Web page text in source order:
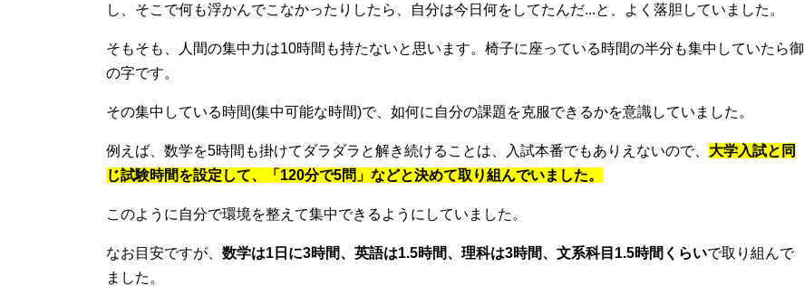
し、そこで何も浮かんでこなかったりしたら、自分は今日何をしてたんだ...と、よく落胆していました。
そもそも、人間の集中力は10時間も持たないと思います。椅子に座っている時間の半分も集中していたら御
の字です。
その集中している時間(集中可能な時間)で、如何に自分の課題を克服できるかを意識していました。
例えば、数学を5時間も掛けてダラダラと解き続けることは、入試本番でもありえないので、 大学入試と同
じ試験時間を設定して、「120分で5問」などと決めて取り組んでいました。
このように自分で環境を整えて集中できるようにしていました。
なお目安ですが、 数学は1日に3時間、英語は1.5時間、理科は3時間、文系科目1.5時間くらいで取り組んで
ました。